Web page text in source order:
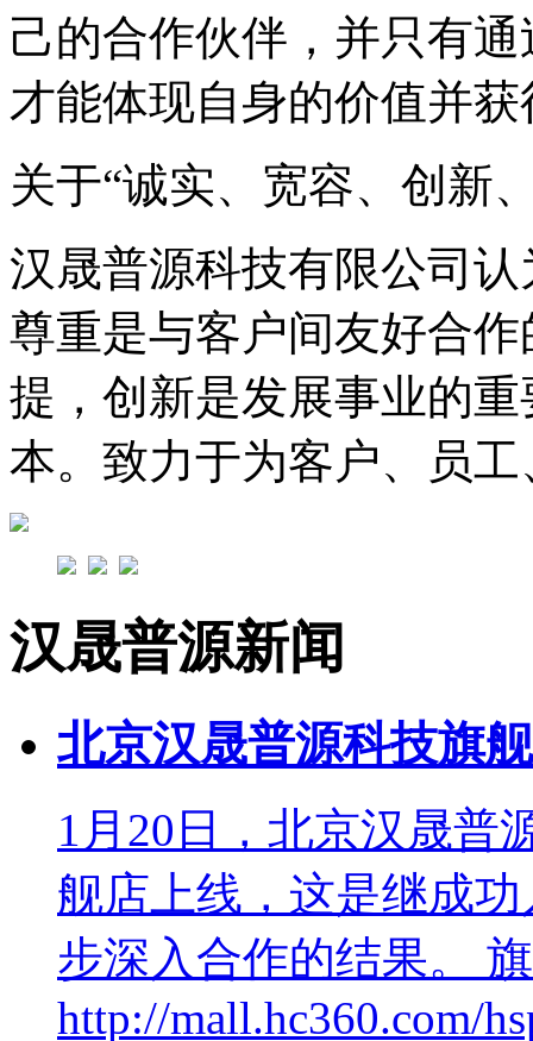
己的合作伙伴，并只有
才能体现自身的价值并
关于“诚实、宽容、创新
汉晟普源科技有限公司
尊重是与客户间友好合
提，创新是发展事业的
本。致力于为客户、员
汉晟普源新闻
北京汉晟普源科技旗
1月20日，北京汉晟普
舰店上线，这是继成
步深入合作的结果。
http://mall.hc360.com/